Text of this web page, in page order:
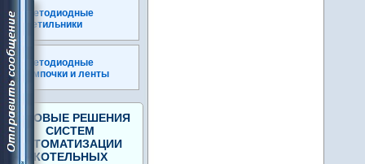
Светодиодные
светильники
Светодиодные
лампочки и ленты
ГОТОВЫЕ РЕШЕНИЯ
СИСТЕМ
АВТОМАТИЗАЦИИ
КОТЕЛЬНЫХ